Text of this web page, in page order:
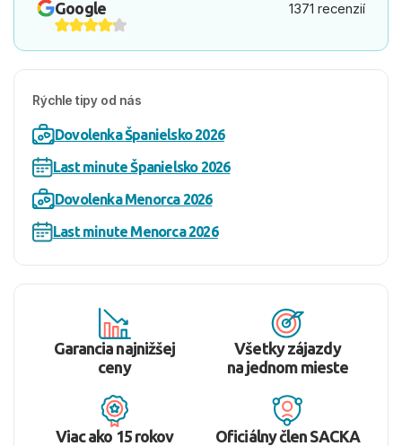
Google 1371 recenzií
Rýchle tipy od nás
Dovolenka Španielsko 2026
Last minute Španielsko 2026
Dovolenka Menorca 2026
Last minute Menorca 2026
Garancia najnižšej
ceny
Všetky zájazdy
na jednom mieste
Viac ako 15 rokov Oficiálny člen SACKA